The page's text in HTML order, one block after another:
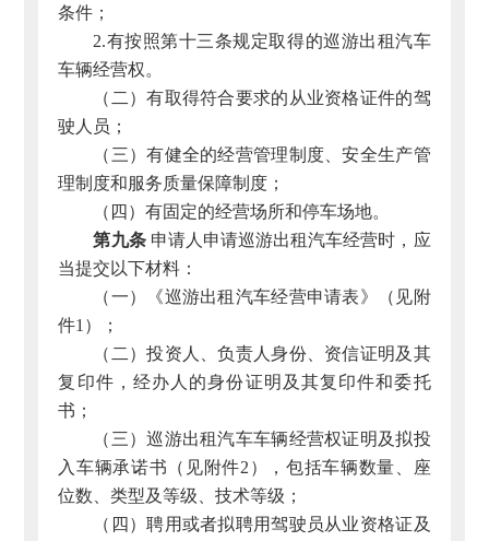
条件；
2.有按照第十三条规定取得的巡游出租汽车
车辆经营权。
（二）有取得符合要求的从业资格证件的驾
驶人员；
（三）有健全的经营管理制度、安全生产管
理制度和服务质量保障制度；
（四）有固定的经营场所和停车场地。
第九条申请人申请巡游出租汽车经营时，应
当提交以下材料：
（一）《巡游出租汽车经营申请表》（见附
件1）；
（二）投资人、负责人身份、资信证明及其
复印件，经办人的身份证明及其复印件和委托
书；
（三）巡游出租汽车车辆经营权证明及拟投
入车辆承诺书（见附件2），包括车辆数量、座
位数、类型及等级、技术等级；
（四）聘用或者拟聘用驾驶员从业资格证及